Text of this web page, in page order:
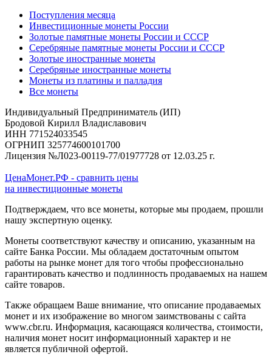
Поступления месяца
Инвестиционные монеты России
Золотые памятные монеты России и СССР
Серебряные памятные монеты России и СССР
Золотые иностранные монеты
Серебряные иностранные монеты
Монеты из платины и палладия
Все монеты
Индивидуальный Предприниматель (ИП)
Бродовой Кирилл Владиславович
ИНН 771524033545
ОГРНИП 325774600101700
Лицензия №Л023-00119-77/01977728 от 12.03.25 г.
ЦенаМонет.РФ - сравнить цены
на инвестиционные монеты
Подтверждаем, что все монеты, которые мы продаем, прошли
нашу экспертную оценку.
Монеты соответствуют качеству и описанию, указанным на
сайте Банка России. Мы обладаем достаточным опытом
работы на рынке монет для того чтобы профессионально
гарантировать качество и подлинность продаваемых на нашем
сайте товаров.
Также обращаем Ваше внимание, что описание продаваемых
монет и их изображение во многом заимствованы с сайта
www.cbr.ru. Информация, касающаяся количества, стоимости,
наличия монет носит информационный характер и не
является публичной офертой.